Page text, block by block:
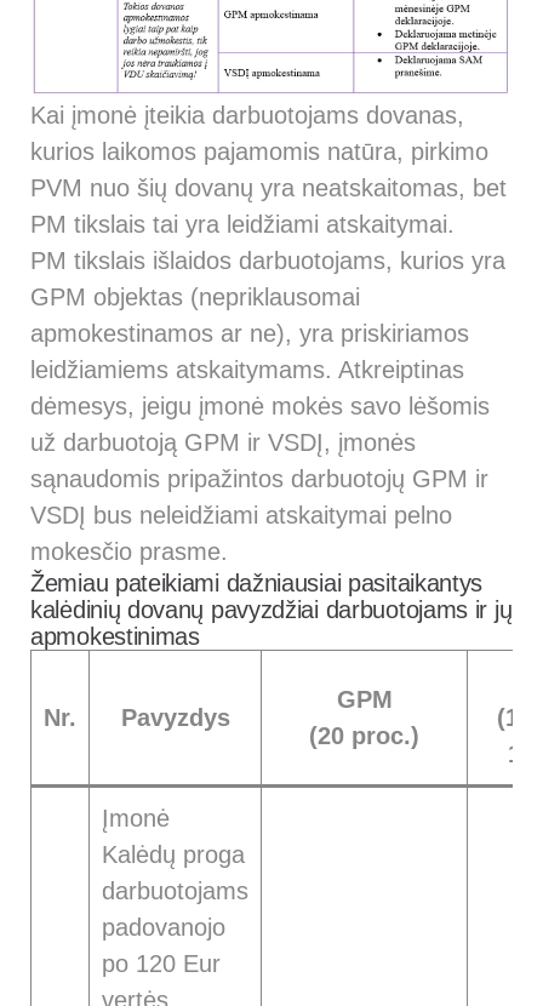
Kai įmonė įteikia darbuotojams dovanas,
kurios laikomos pajamomis natūra, pirkimo
PVM nuo šių dovanų yra neatskaitomas, bet
PM tikslais tai yra leidžiami atskaitymai.
PM tikslais išlaidos darbuotojams, kurios yra
GPM objektas (nepriklausomai
apmokestinamos ar ne), yra priskiriamos
leidžiamiems atskaitymams. Atkreiptinas
dėmesys, jeigu įmonė mokės savo lėšomis
už darbuotoją GPM ir VSDĮ, įmonės
sąnaudomis pripažintos darbuotojų GPM ir
VSDĮ bus neleidžiami atskaitymai pelno
mokesčio prasme.
Žemiau pateikiami dažniausiai pasitaikantys
kalėdinių dovanų pavyzdžiai darbuotojams ir jų
apmokestinimas
Nr. Pavyzdys
GPM
(20 proc.)
Įmonė
Kalėdų proga
darbuotojams
padovanojo
po 120 Eur
vertės